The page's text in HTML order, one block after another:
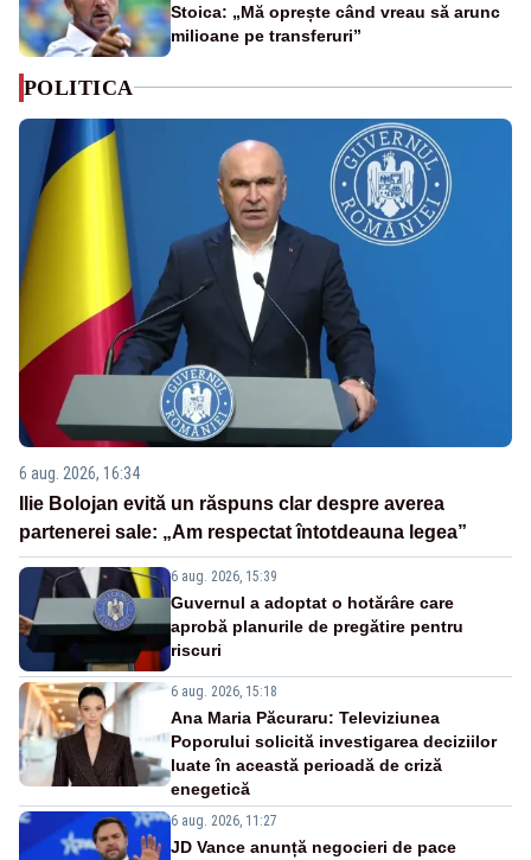
Stoica: „Mă oprește când vreau să arunc
milioane pe transferuri”
POLITICA
6 aug. 2026, 16:34
Ilie Bolojan evită un răspuns clar despre averea
partenerei sale: „Am respectat întotdeauna legea”
6 aug. 2026, 15:39
Guvernul a adoptat o hotărâre care
aprobă planurile de pregătire pentru
riscuri
6 aug. 2026, 15:18
Ana Maria Păcuraru: Televiziunea
Poporului solicită investigarea deciziilor
luate în această perioadă de criză
enegetică
6 aug. 2026, 11:27
JD Vance anunță negocieri de pace